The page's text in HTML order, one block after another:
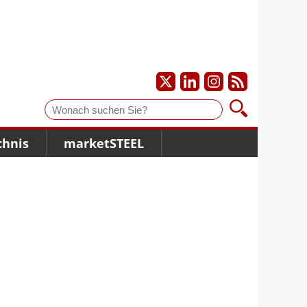
Suche
marketSTEEL